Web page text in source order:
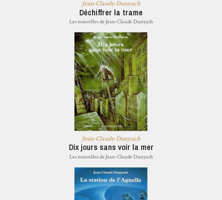
Jean-Claude Dunyach
Déchiffrer la trame
Les nouvelles de Jean-Claude Dunyach
Jean-Claude Dunyach
Dix jours sans voir la mer
Les nouvelles de Jean-Claude Dunyach